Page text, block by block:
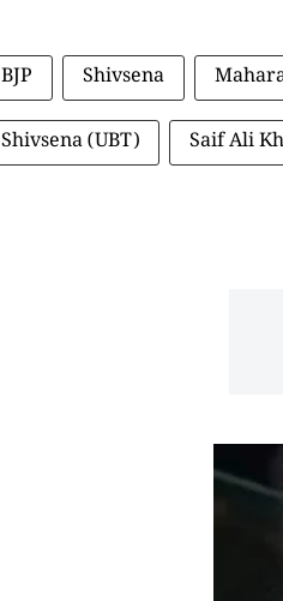
BJP Shivsena
Shivsena (UBT) Saif Ali